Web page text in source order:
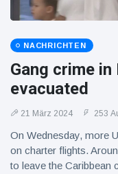
NACHRICHTEN
Gang crime
evacuated
21 März 2024 253
On Wednesday, more
on charter flights.
to leave the Caribbean